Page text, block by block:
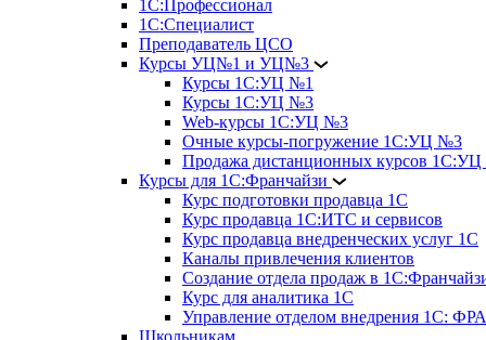
1С:Профессионал
1С:Специалист
Преподаватель ЦСО
Курсы УЦ№1 и УЦ№3
Курсы 1С:УЦ №1
Курсы 1С:УЦ №3
Web-курсы 1С:УЦ №3
Очные курсы-погружение 1С:УЦ №3
Продажа дистанционных курсов
Курсы для 1С:Франчайзи
Курс подготовки продавца 1С
Курс продавца 1С:ИТС и сервисов
Курс продавца внедренческих услуг 1С
Каналы привлечения клиентов
Создание отдела продаж в
Курс для аналитика 1С
Управление отделом внедрения 1С:
Школьникам